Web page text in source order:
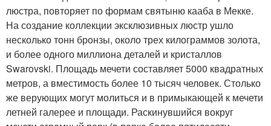
люстра, повторяет по формам святыню кааба в Мекке.
На создание коллекции эксклюзивных люстр ушло
несколько тонн бронзы, около трех килограммов золота,
и более одного миллиона деталей и кристаллов
Swarovski. Площадь мечети составляет 5000 квадратных
метров, а вместимость более 10 тысяч человек. Столько
же верующих могут молиться и в примыкающей к мечети
летней галерее и площади. Раскинувшийся вокруг